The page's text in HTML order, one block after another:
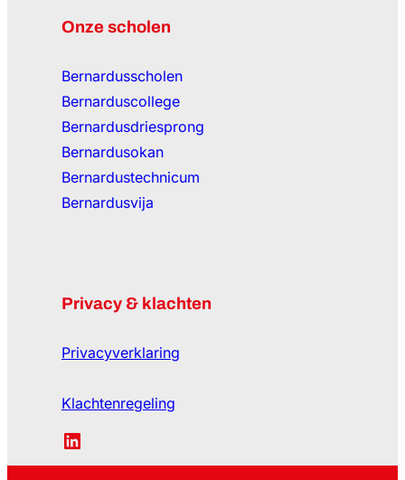
Onze scholen
Bernardusscholen
Bernarduscollege
Bernardusdriesprong
Bernardusokan
Bernardustechnicum
Bernardusvija
Privacy & klachten
Privacyverklaring
Klachtenregeling
LinkedIn